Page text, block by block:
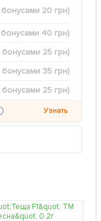
бонусами 20 грн)
бонусами 40 грн)
бонусами 25 грн)
бонусами35 грн)
бонусами 25 грн)
Узнать